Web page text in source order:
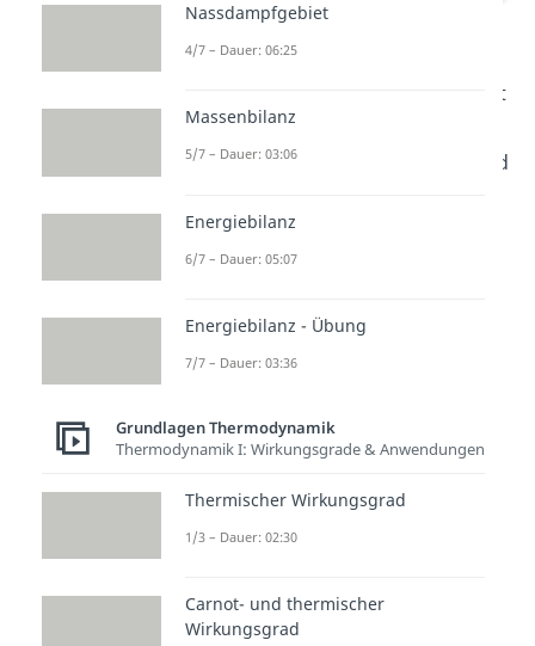
Berechnung – Otto Kreisprozess
Kappa ist der Isentropenexponent
und R die universelle
Gaskonstante. Die Nutzarbeit wird
durch die Kurven im p-V-
Diagramm eingeschlossen wird,
Thermischer
Wirkungsgrad
Betrag der Nutzarbeit geteilt
Nassdampfgebiet
4/7 – Dauer: 06:25
Massenbilanz
5/7 – Dauer: 03:06
Energiebilanz
6/7 – Dauer: 05:07
Energiebilanz - Übung
7/7 – Dauer: 03:36
Grundlagen Thermodynamik
Thermodynamik I: Wirkungsgrade & Anwendungen
Thermischer Wirkungsgrad
1/3 – Dauer: 02:30
Carnot- und thermischer
Wirkungsgrad